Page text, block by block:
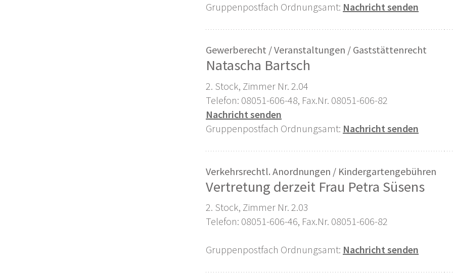
Gruppenpostfach Ordnungsamt: Nachricht senden
Gewerberecht / Veranstaltungen / Gaststättenrecht
Natascha Bartsch
2. Stock, Zimmer Nr. 2.04
Telefon: 08051-606-48, Fax.Nr. 08051-606-82
Nachricht senden
Gruppenpostfach Ordnungsamt: Nachricht senden
Verkehrsrechtl. Anordnungen / Kindergartengebühren
Vertretung derzeit Frau Petra Süsens
2. Stock, Zimmer Nr. 2.03
Telefon: 08051-606-46, Fax.Nr. 08051-606-82
Gruppenpostfach Ordnungsamt: Nachricht senden